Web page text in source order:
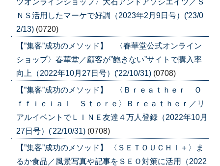
ＮＳ活用したマーケで好調（2023年2月9日号）('23/0
2/13) (0720)
【”集客”成功のメソッド】 〈春華堂公式オンライン
ショップ〉春華堂／顧客が”飽きない”サイトで購入率
向上（2022年10月27日号）('22/10/31) (0708)
【”集客”成功のメソッド】 〈Ｂｒｅａｔｈｅｒ Ｏ
ｆｆｉｃｉａｌ Ｓｔｏｒｅ〉Ｂｒｅａｔｈｅｒ／リ
アルイベントでＬＩＮＥ友達４万人登録（2022年10月
27日号）('22/10/31) (0708)
【”集客”成功のメソッド】 〈ＳＥＴＯＵＣＨＩ＋〉ま
るか食品／風景写真や記事をＳＥＯ対策に活用（2022